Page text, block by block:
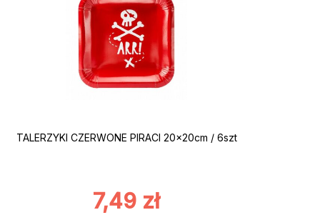
TALERZYKI CZERWONE PIRACI 20x20cm / 6szt
7,49 zł